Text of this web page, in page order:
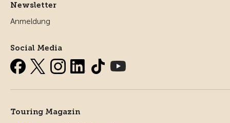
Newsletter
Anmeldung
Social Media
Touring Magazin